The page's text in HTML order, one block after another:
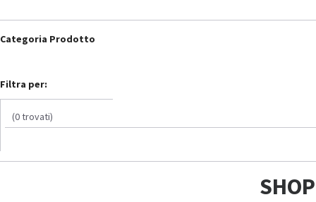
Categoria Prodotto
Filtra per:
(0 trovati)
SHOP